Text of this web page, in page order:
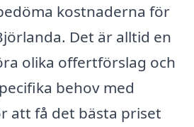
kostnaderna för
Det är alltid en
olika offertförslag och
behov med
att få det bästa priset